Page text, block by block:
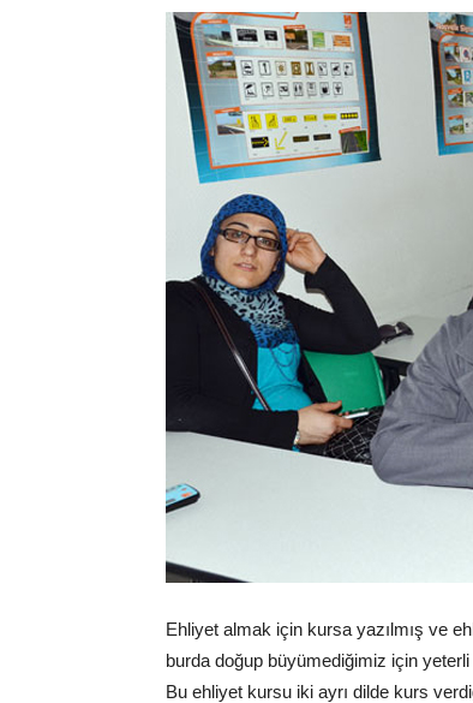
Ehliyet almak için kursa yazılmış ve
burda doğup büyümediğimiz için
Bu ehliyet kursu iki ayrı dilde kurs